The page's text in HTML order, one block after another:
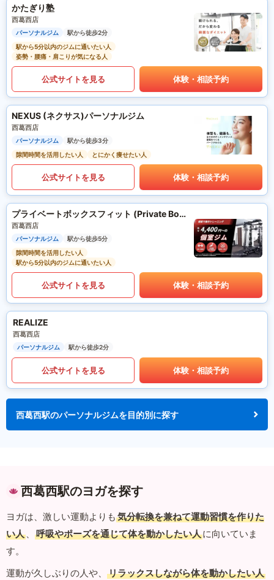
かたぎり塾
西葛西店
パーソナルジム
駅から徒歩2分
駅から5分以内のジムに通いたい人
姿勢・腰痛・肩こりが気になる人
公式サイトを見る 体験・相談予約
NEXUS (ネクサス)パーソナルジム
西葛西店
パーソナルジム
駅から徒歩3分
隙間時間を活用したい人
とにかく痩せたい人
公式サイトを見る 体験・相談予約
プライベートボックスフィット (Private Box Fit)
西葛西店
パーソナルジム
駅から徒歩5分
隙間時間を活用したい人
駅から5分以内のジムに通いたい人
公式サイトを見る 体験・相談予約
REALIZE
西葛西店
パーソナルジム 駅から徒歩2分
公式サイトを見る 体験・相談予約
西葛西駅のパーソナルジムを目的別に探す
西葛西駅のヨガを探す
ヨガは、激しい運動よりも 気分転換を兼ねて運動習慣を作りた
い人 、 呼吸やポーズを通じて体を動かしたい人に向いていま
す。
運動が久しぶりの人や、
リラックスしながら体を動かしたい人